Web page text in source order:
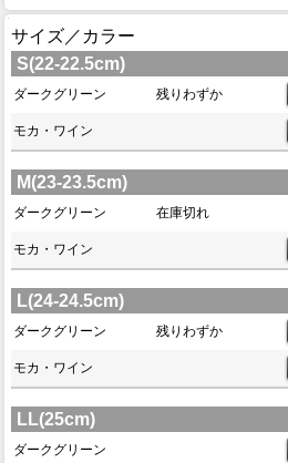
サイズ／カラー
S(22-22.5cm)
ダークグリーン 残りわずか
モカ・ワイン
M(23-23.5cm)
ダークグリーン 在庫切れ
モカ・ワイン
L(24-24.5cm)
ダークグリーン 残りわずか
モカ・ワイン
LL(25cm)
ダークグリーン